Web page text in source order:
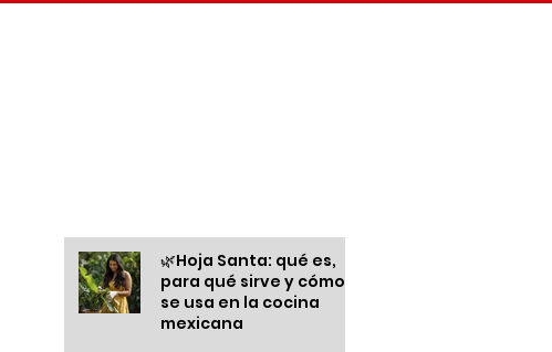
🌿Hoja Santa: qué es,
para qué sirve y cómo
se usa en la cocina
mexicana